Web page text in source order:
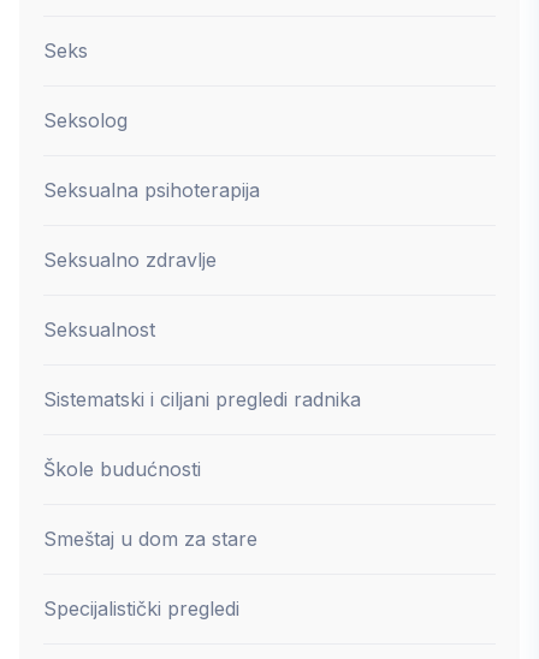
Seks
Seksolog
Seksualna psihoterapija
Seksualno zdravlje
Seksualnost
Sistematski i ciljani pregledi radnika
Škole budućnosti
Smeštaj u dom za stare
Specijalistički pregledi